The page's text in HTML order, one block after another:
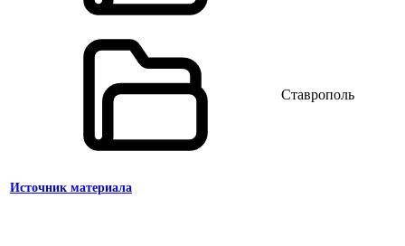
Ставрополь
Источник материала